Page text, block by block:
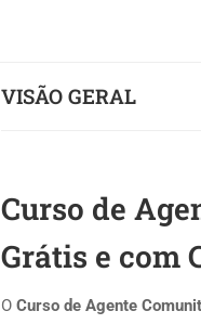
VISÃO GERAL
Curso de
Grátis e com
O Curso de Agente